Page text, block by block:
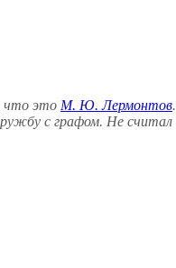
что это М. Ю. Лермонтов.
с графом. Не считал